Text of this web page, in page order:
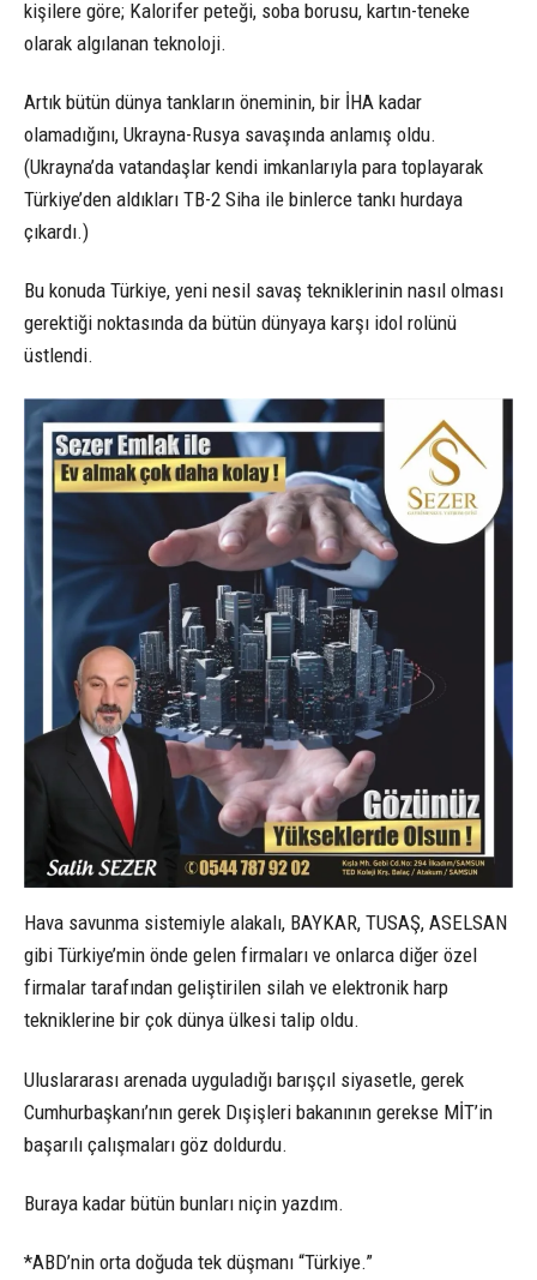
kişilere göre; Kalorifer peteği, soba borusu, kartın-teneke
olarak algılanan teknoloji.
Artık bütün dünya tankların öneminin, bir İHA kadar
olamadığını, Ukrayna-Rusya savaşında anlamış oldu.
(Ukrayna’da vatandaşlar kendi imkanlarıyla para toplayarak
Türkiye’den aldıkları TB-2 Siha ile binlerce tankı hurdaya
çıkardı.)
Bu konuda Türkiye, yeni nesil savaş tekniklerinin nasıl olması
gerektiği noktasında da bütün dünyaya karşı idol rolünü
üstlendi.
Hava savunma sistemiyle alakalı, BAYKAR, TUSAŞ, ASELSAN
gibi Türkiye’min önde gelen firmaları ve onlarca diğer özel
firmalar tarafından geliştirilen silah ve elektronik harp
tekniklerine bir çok dünya ülkesi talip oldu.
Uluslararası arenada uyguladığı barışçıl siyasetle, gerek
Cumhurbaşkanı’nın gerek Dışişleri bakanının gerekse MİT’in
başarılı çalışmaları göz doldurdu.
Buraya kadar bütün bunları niçin yazdım.
*ABD’nin orta doğuda tek düşmanı “Türkiye.”